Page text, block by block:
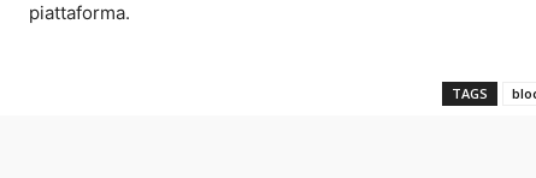
piattaforma.
TAGS